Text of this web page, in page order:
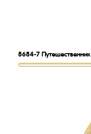
8684-7 Путешественник